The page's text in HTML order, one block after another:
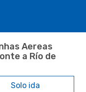
Aereas
a Río de
Solo ida